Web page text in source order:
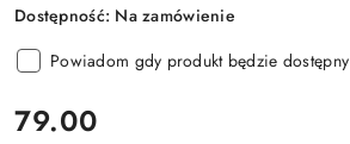
Dostępność: Na zamówienie
Powiadom gdy produkt będzie dostępny
cena:
79.00